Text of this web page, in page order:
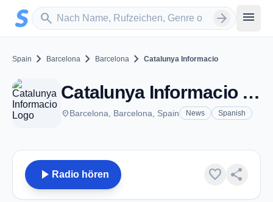
Zum Hauptinhalt springen
search
Sender suchen arrow_forward menu
Spain chevron_right Barcelona chevron_right Barcelona chevron_right Catalunya Informacio
Catalunya Informacio - FM 92.0 - Barcelona
placeBarcelona, Barcelona, Spain News Spanish
play_arrow Radio hören favorite share